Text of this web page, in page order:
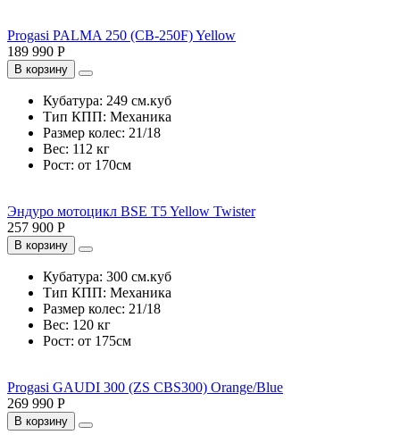
Progasi PALMA 250 (CB-250F) Yellow
189 990 Р
В корзину
Кубатура: 249 см.куб
Тип КПП: Механика
Размер колес: 21/18
Вес: 112 кг
Рост: от 170см
Эндуро мотоцикл BSE T5 Yellow Twister
257 900 Р
В корзину
Кубатура: 300 см.куб
Тип КПП: Механика
Размер колес: 21/18
Вес: 120 кг
Рост: от 175см
Progasi GAUDI 300 (ZS CBS300) Orange/Blue
269 990 Р
В корзину